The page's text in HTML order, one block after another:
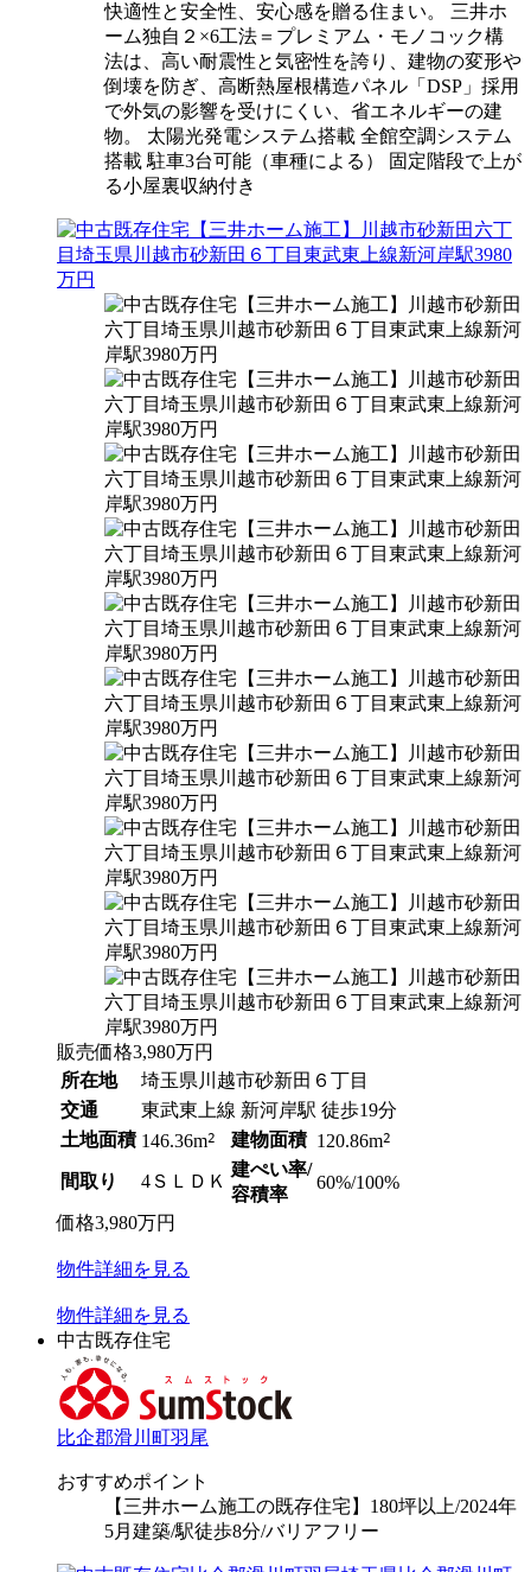
快適性と安全性、安心感を贈る住まい。 三井ホ
ーム独自２×6工法＝プレミアム・モノコック構
法は、高い耐震性と気密性を誇り、建物の変形や
倒壊を防ぎ、高断熱屋根構造パネル「DSP」採用
で外気の影響を受けにくい、省エネルギーの建
物。 太陽光発電システム搭載 全館空調システム
搭載 駐車3台可能（車種による） 固定階段で上が
る小屋裏収納付き
販売価格3,980万円
所在地
埼玉県川越市砂新田６丁目
交通
東武東上線 新河岸駅 徒歩19分
土地面積 146.36m2 建物面積 120.86m2
間取り 4ＳＬＤＫ
建ぺい率/
容積率
60%/100%
価格3,980万円
物件詳細を見る
物件詳細を見る
中古既存住宅
比企郡滑川町羽尾
おすすめポイント
【三井ホーム施工の既存住宅】180坪以上/2024年
5月建築/駅徒歩8分/バリアフリー